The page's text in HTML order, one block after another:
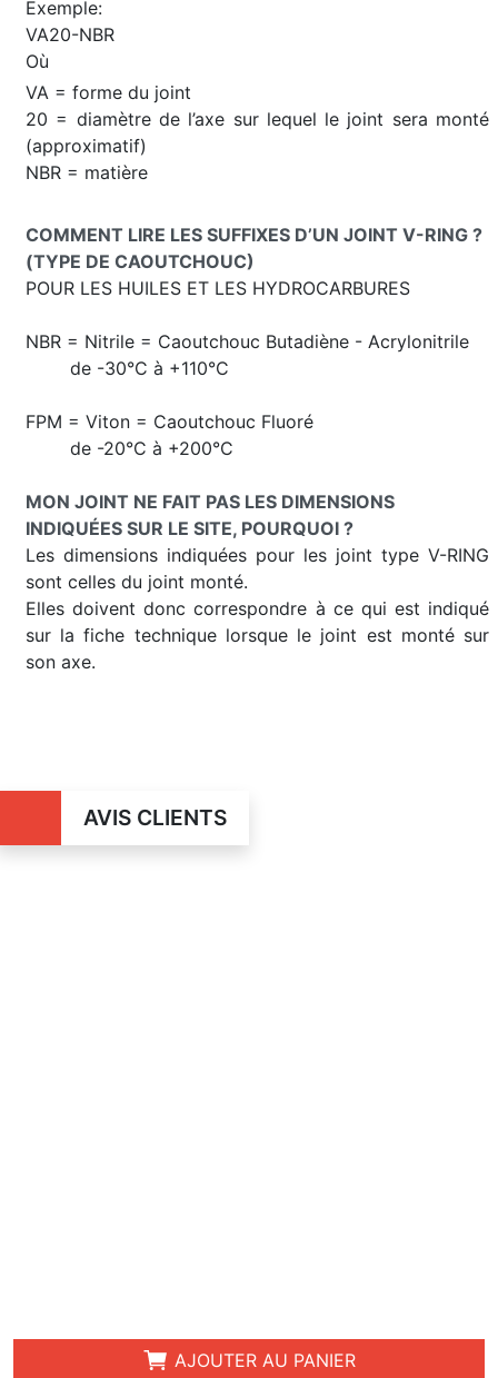
Exemple:
VA20-NBR
Où
VA = forme du joint
20 = diamètre de l’axe sur lequel le joint sera monté
(approximatif)
NBR = matière
COMMENT LIRE LES SUFFIXES D’UN JOINT V-RING ?
(TYPE DE CAOUTCHOUC)
POUR LES HUILES ET LES HYDROCARBURES
NBR = Nitrile = Caoutchouc Butadiène - Acrylonitrile
de -30°C à +110°C
FPM = Viton = Caoutchouc Fluoré
de -20°C à +200°C
MON JOINT NE FAIT PAS LES DIMENSIONS
INDIQUÉES SUR LE SITE, POURQUOI ?
Les dimensions indiquées pour les joint type V-RING
sont celles du joint monté.
Elles doivent donc correspondre à ce qui est indiqué
sur la fiche technique lorsque le joint est monté sur
son axe.
AVIS CLIENTS
AJOUTER AU PANIER